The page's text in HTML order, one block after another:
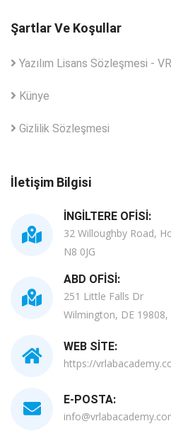
Şartlar Ve Koşullar
Yazılım Lisans Sözleşmesi -
Künye
Gizlilik Sözleşmesi
İletişim Bilgisi
İNGILTERE OFISI:
32 Willoughby Road,
N8 0JG
ABD OFISI:
251 Little Falls Dr
Wilmington, DE 19808,
WEB SITE:
https://
E-POSTA: